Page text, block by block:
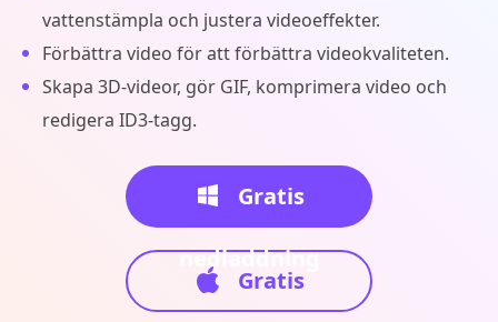
vattenstämpla och justera videoeffekter.
Förbättra video för att förbättra videokvaliteten.
Skapa 3D-videor, gör GIF, komprimera video och
redigera ID3-tagg.
Gratis
nedladdning
Gratis